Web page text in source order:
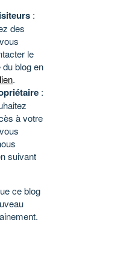
:
des
le
blog en
.
:
à votre
suivant
ce blog